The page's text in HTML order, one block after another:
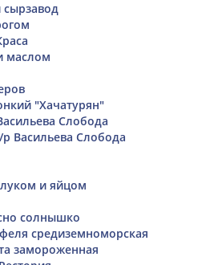
сырзавод
маслом
"Хачатурян"
Слобода
Васильева Слобода
и яйцом
солнышко
средиземноморская
замороженная